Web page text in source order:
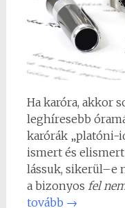
Ha karóra, akkor
leghíresebb
karórák „platóni-
ismert és
lássuk, sikerül–e
a bizonyos fel
tovább →